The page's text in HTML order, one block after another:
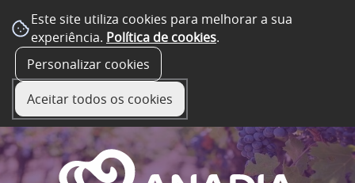
Este site utiliza cookies para melhorar a sua
experiência. Política de cookies.
Personalizar cookies
Aceitar todos os cookies